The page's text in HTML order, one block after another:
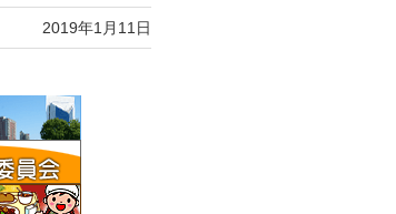
2019年1月11日